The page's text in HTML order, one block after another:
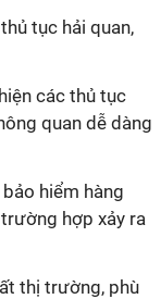
tục hải quan,
các thủ tục
quan dễ dàng
hiểm hàng
hợp xảy ra
thị trường, phù